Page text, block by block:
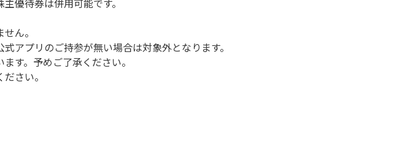
優待券は併用可能です。
ん。
アプリのご持参が無い場合は対象外となります。
す。予めご了承ください。
さい。